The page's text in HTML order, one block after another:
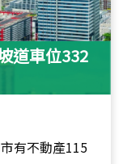
道車位332
有不動產115